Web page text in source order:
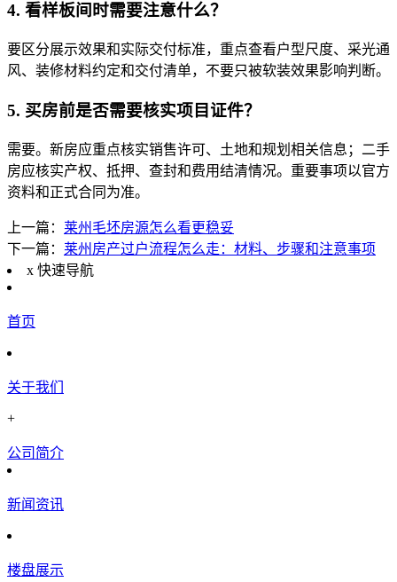
4. 看样板间时需要注意什么？
要区分展示效果和实际交付标准，重点查看户型尺度、采光通
风、装修材料约定和交付清单，不要只被软装效果影响判断。
5. 买房前是否需要核实项目证件？
需要。新房应重点核实销售许可、土地和规划相关信息；二手
房应核实产权、抵押、查封和费用结清情况。重要事项以官方
资料和正式合同为准。
上一篇： 莱州毛坯房源怎么看更稳妥
下一篇： 莱州房产过户流程怎么走：材料、步骤和注意事项
x 快速导航
首页
关于我们
+
公司简介
新闻资讯
楼盘展示